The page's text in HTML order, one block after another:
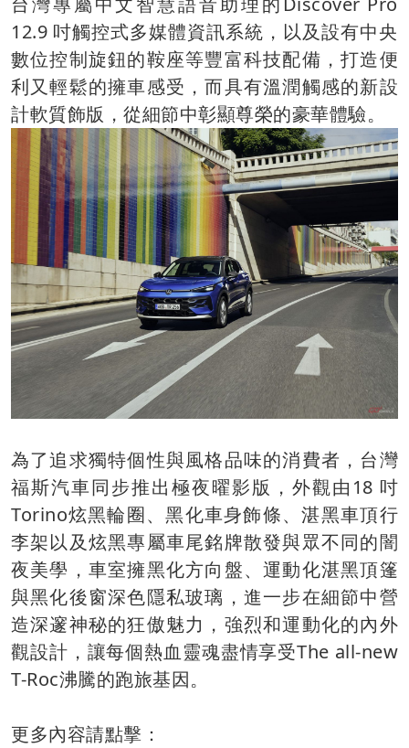
12.9 吋觸控式多媒體資訊系統，以及設有中央
數位控制旋鈕的鞍座等豐富科技配備，打造便
利又輕鬆的擁車感受，而具有溫潤觸感的新設
計軟質飾版，從細節中彰顯尊榮的豪華體驗。
為了追求獨特個性與風格品味的消費者，台灣
福斯汽車同步推出極夜曜影版，外觀由18 吋
Torino炫黑輪圈、黑化車身飾條、湛黑車頂行
李架以及炫黑專屬車尾銘牌散發與眾不同的闇
夜美學，車室擁黑化方向盤、運動化湛黑頂篷
與黑化後窗深色隱私玻璃，進一步在細節中營
造深邃神秘的狂傲魅力，強烈和運動化的內外
觀設計，讓每個熱血靈魂盡情享受The all-new
T-Roc沸騰的跑旅基因。
更多內容請點擊：